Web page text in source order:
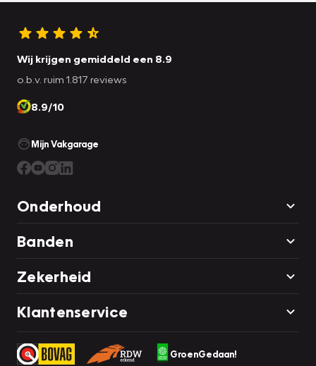
Wij krijgen gemiddeld een 8.9
o.b.v. ruim 1.817 reviews
8.9/10
Mijn Vakgarage
Onderhoud
Banden
Zekerheid
Klantenservice
GroenGedaan!